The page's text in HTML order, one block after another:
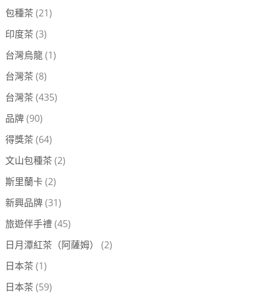
包種茶 (21)
印度茶 (3)
台灣烏龍(1)
台灣茶 (8)
台灣茶 (435)
品牌(90)
得獎茶 (64)
文山包種茶 (2)
斯里蘭卡(2)
新興品牌(31)
旅遊伴手禮(45)
日月潭紅茶（阿薩姆）
(2)
日本茶 (1)
日本茶 (59)